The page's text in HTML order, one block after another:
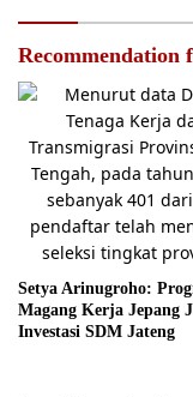
Recommendation
Setya Arinugroho:
Magang Kerja Jepang
Investasi SDM Jateng